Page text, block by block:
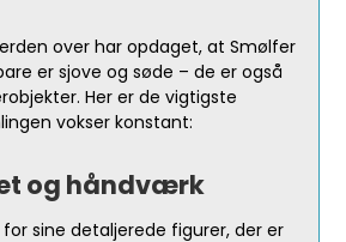
over har opdaget, at Smølfer
er sjove og søde – de er også
Her er de vigtigste
vokser konstant:
og håndværk
sine detaljerede figurer, der er